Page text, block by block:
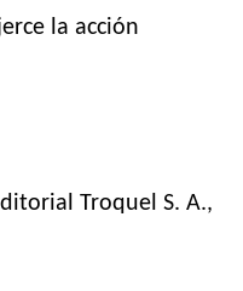
la acción
Troquel S. A.,